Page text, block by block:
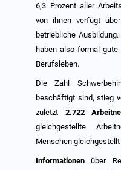
6,3 Prozent aller
von ihnen verfügt
betriebliche
haben also formal
Berufsleben.
Die Zahl
beschäftigt sind, stieg
zuletzt 2.722
gleichgestellte
Menschen
Informationen über